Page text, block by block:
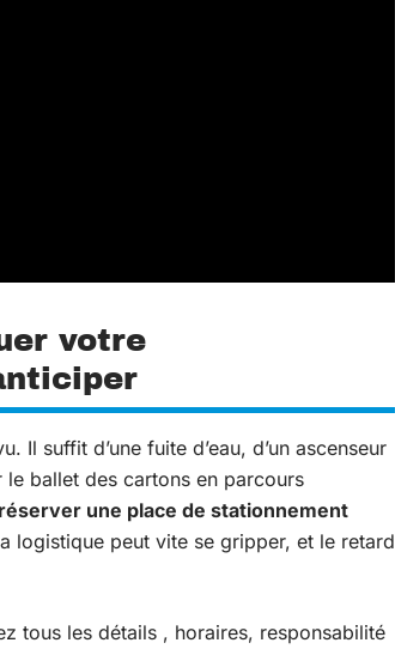
votre
Il suffit d’une fuite d’eau, d’un ascenseur
le ballet des cartons en parcours
réserver une place de stationnement
logistique peut vite se gripper, et le retard
tous les détails , horaires, responsabilité